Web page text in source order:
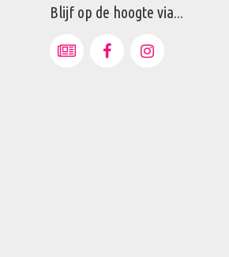
Blijf op de hoogte via...